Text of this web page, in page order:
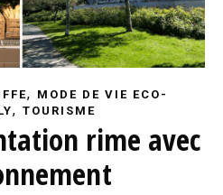
, MODE DE VIE ECO-
, TOURISME
rime avec